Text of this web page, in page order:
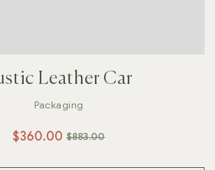
Leather Car
Packaging
$883.00
$360.00